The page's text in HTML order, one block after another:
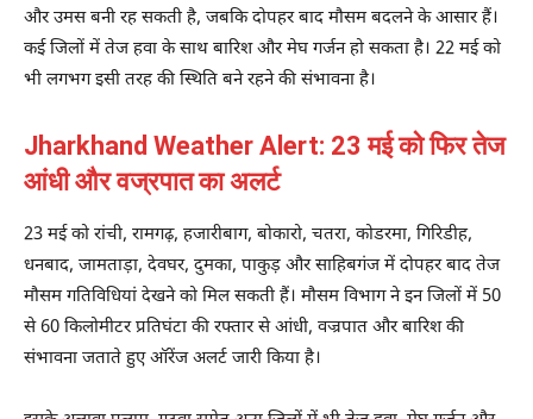
और उमस बनी रह सकती है, जबकि दोपहर बाद मौसम बदलने के आसार हैं।
कई जिलों में तेज हवा के साथ बारिश और मेघ गर्जन हो सकता है। 22 मई को
भी लगभग इसी तरह की स्थिति बने रहने की संभावना है।
Jharkhand Weather Alert: 23 मई को फिर तेज
आंधी और वज्रपात का अलर्ट
23 मई को रांची, रामगढ़, हजारीबाग, बोकारो, चतरा, कोडरमा, गिरिडीह,
धनबाद, जामताड़ा, देवघर, दुमका, पाकुड़ और साहिबगंज में दोपहर बाद तेज
मौसम गतिविधियां देखने को मिल सकती हैं। मौसम विभाग ने इन जिलों में 50
से 60 किलोमीटर प्रतिघंटा की रफ्तार से आंधी, वज्रपात और बारिश की
संभावना जताते हुए ऑरेंज अलर्ट जारी किया है।